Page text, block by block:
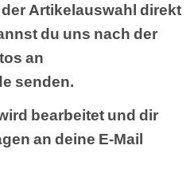
Artikelauswahl direkt
du uns nach der
an
senden.
bearbeitet und dir
an deine E-Mail